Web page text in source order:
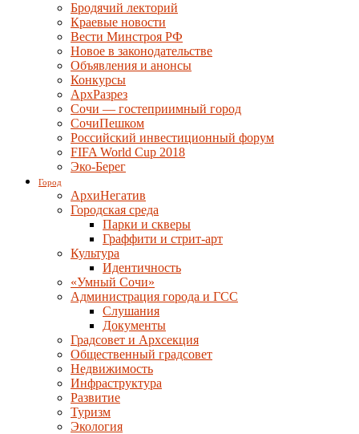
Бродячий лекторий
Краевые новости
Вести Минстроя РФ
Новое в законодательстве
Объявления и анонсы
Конкурсы
АрхРазрез
Сочи — гостеприимный город
СочиПешком
Российский инвестиционный форум
FIFA World Cup 2018
Эко-Берег
Город
АрхиНегатив
Городская среда
Парки и скверы
Граффити и стрит-арт
Культура
Идентичность
«Умный Сочи»
Администрация города и ГСС
Слушания
Документы
Градсовет и Архсекция
Общественный градсовет
Недвижимость
Инфраструктура
Развитие
Туризм
Экология